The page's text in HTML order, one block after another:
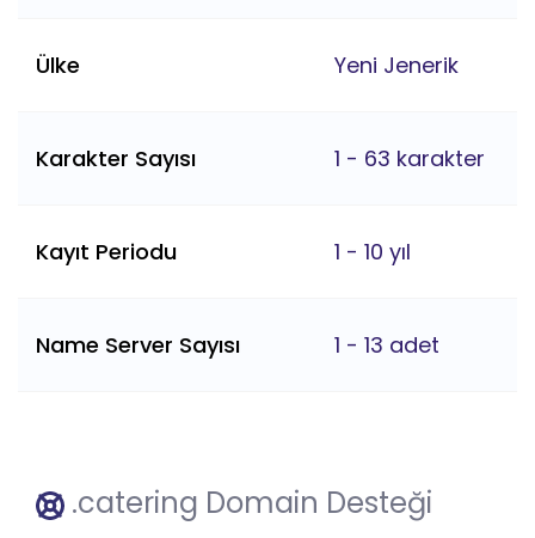
Ülke Yeni Jenerik
Karakter Sayısı 1 - 63 karakter
Kayıt Periodu 1 - 10 yıl
Name Server Sayısı 1 - 13 adet
.catering Domain Desteği